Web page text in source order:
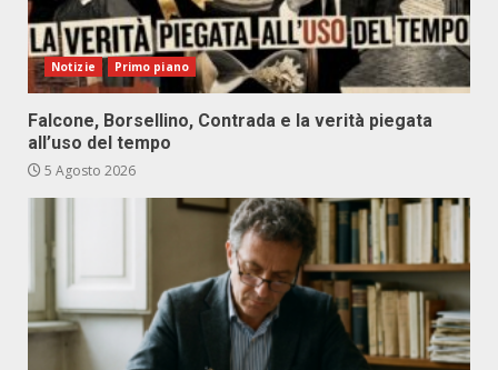
Notizie Primo piano
Falcone, Borsellino, Contrada e la verità piegata
all’uso del tempo
5 Agosto 2026